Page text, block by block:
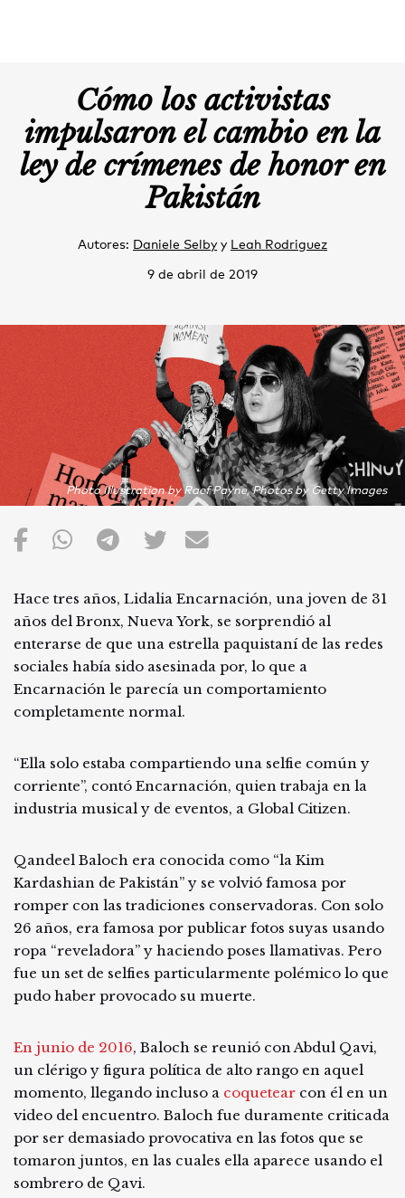
Cómo los activistas
impulsaron el cambio en la
ley de crímenes de honor en
Pakistán
Autores: Daniele Selbyy Leah Rodriguez
9 de abril de 2019
Photo Illustration by Raef Payne, Photos by Getty Images
Hace tres años, Lidalia Encarnación, una joven de 31
años del Bronx, Nueva York, se sorprendió al
enterarse de que una estrella paquistaní de las redes
sociales había sido asesinada por, lo que a
Encarnación le parecía un comportamiento
completamente normal.
“Ella solo estaba compartiendo una selfie común y
corriente”, contó Encarnación, quien trabaja en la
industria musical y de eventos, a Global Citizen.
Qandeel Baloch era conocida como “la Kim
Kardashian de Pakistán” y se volvió famosa por
romper con las tradiciones conservadoras. Con solo
26 años, era famosa por publicar fotos suyas usando
ropa “reveladora” y haciendo poses llamativas. Pero
fue un set de selfies particularmente polémico lo que
pudo haber provocado su muerte.
En junio de 2016, Baloch se reunió con Abdul Qavi,
un clérigo y figura política de alto rango en aquel
momento, llegando incluso a coquetear con él en un
video del encuentro. Baloch fue duramente criticada
por ser demasiado provocativa en las fotos que se
tomaron juntos, en las cuales ella aparece usando el
sombrero de Qavi.